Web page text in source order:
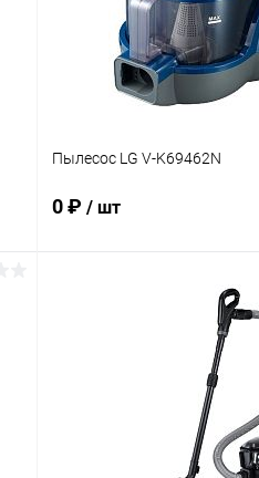
Пылесос LG V-K69462N
0 ₽ / шт
В